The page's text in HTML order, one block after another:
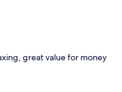
great value for money